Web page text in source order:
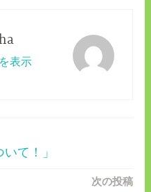
表示
て！」
次の投稿